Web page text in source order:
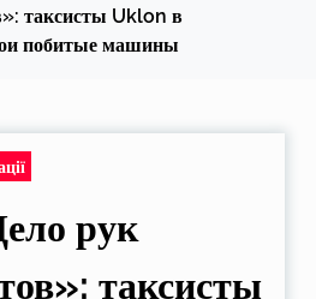
таксисты Uklon в
побитые машины
рук
таксисты